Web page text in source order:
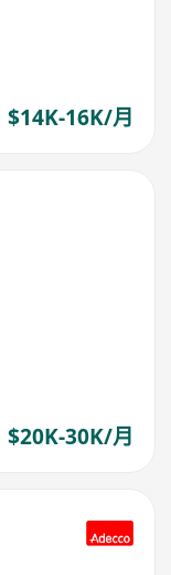
$14K-16K/月
$20K-30K/月